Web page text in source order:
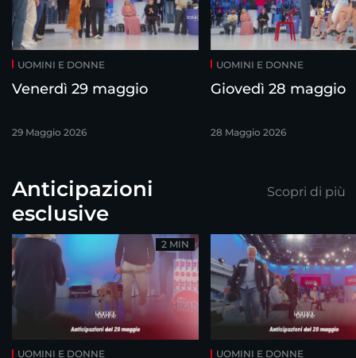
UOMINI E DONNE
Venerdì 29 maggio
29 Maggio 2026
UOMINI E DONNE
Giovedì 28 maggio
28 Maggio 2026
Anticipazioni
esclusive
Scopri di più
UOMINI E DONNE
2 MIN
UOMINI E DONNE